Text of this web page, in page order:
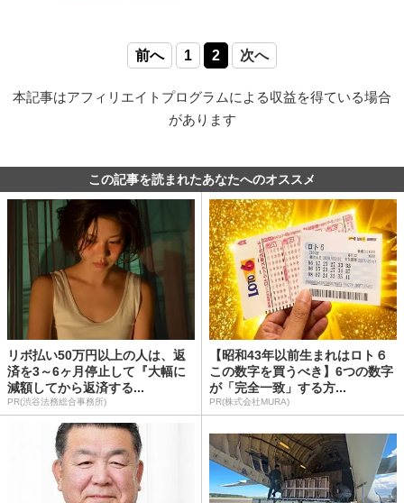
前へ 1 2 次へ
本記事はアフィリエイトプログラムによる収益を得ている場合
があります
この記事を読まれたあなたへのオススメ
リボ払い50万円以上の人は、返
済を3～6ヶ月停止して『大幅に
減額してから返済する...
PR(渋谷法務総合事務所)
【昭和43年以前生まれはロト６
この数字を買うべき】6つの数字
が「完全一致」する方...
PR(株式会社MURA)